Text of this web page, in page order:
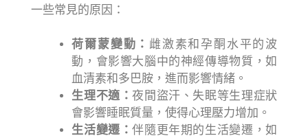
一些常見的原因：
荷爾蒙變動： 雌激素和孕酮水平的波
動，會影響大腦中的神經傳導物質，如
血清素和多巴胺，進而影響情緒。
生理不適：夜間盜汗、失眠等生理症狀
會影響睡眠質量，使得心理壓力增加。
生活變遷：伴隨更年期的生活變遷，如